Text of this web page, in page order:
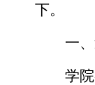
下。
一
学